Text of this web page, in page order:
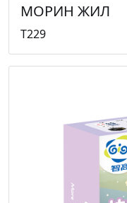
МОРИН ЖИЛ
T229